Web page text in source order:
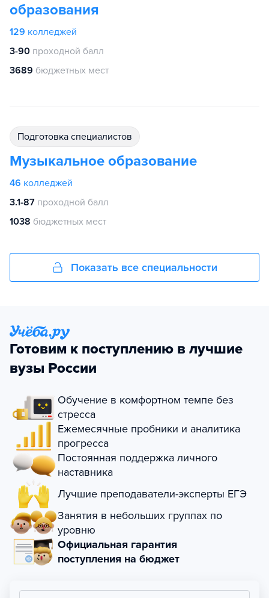
образования
129 колледжей
3-90 проходной балл
3689 бюджетных мест
подготовка специалистов
Музыкальное образование
46 колледжей
3.1-87 проходной балл
1038 бюджетных мест
Показать все специальности
Готовим к поступлению в лучшие
вузы России
Обучение в комфортном темпе без
стресса
Ежемесячные пробники и аналитика
прогресса
Постоянная поддержка личного
наставника
Лучшие преподаватели-эксперты ЕГЭ
Занятия в небольших группах по
уровню
Официальная гарантия
поступления на бюджет